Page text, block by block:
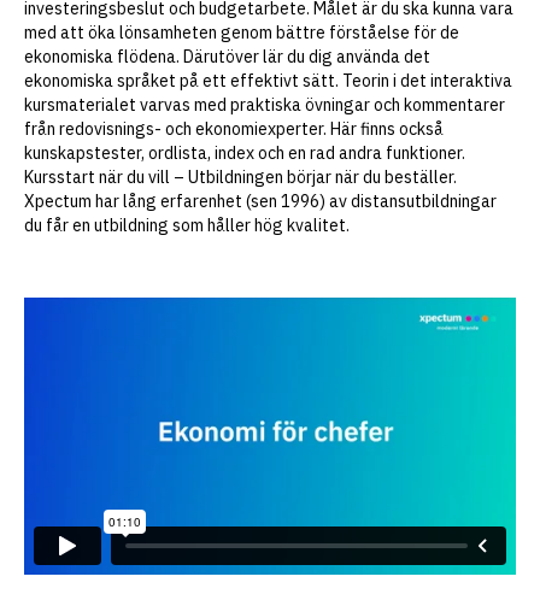
J8
Avtalsrätt & Köprätt
J9
Arbetsrätt
J10
Marknadsrätt & Immaterialrätt
J11
Diplomerad Juristassistent
M8
Marknadsföring & Försäljning
M9
Strategisk Marknadsföring
M10
Mera värd
M11
Mera sälj
investeringsbeslut och budgetarbete. Målet är du ska kunna vara
med att öka lönsamheten genom bättre förståelse för de
ekonomiska flödena. Därutöver lär du dig använda det
ekonomiska språket på ett effektivt sätt. Teorin i det interaktiva
kursmaterialet varvas med praktiska övningar och kommentarer
från redovisnings- och ekonomiexperter. Här finns också
kunskapstester, ordlista, index och en rad andra funktioner.
Kursstart när du vill – Utbildningen börjar när du beställer.
Xpectum har lång erfarenhet (sen 1996) av distansutbildningar
du får en utbildning som håller hög kvalitet.